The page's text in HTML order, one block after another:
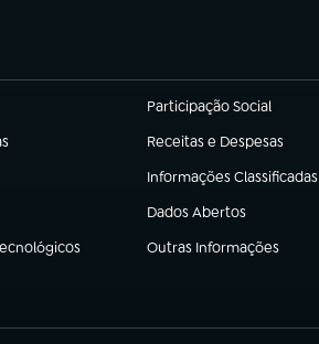
Participação Social
(abre em nova aba)
Receitas e Despesas
(abre em nova aba)
Informações Classificadas
(abre em nova aba)
Dados Abertos
(abre em nova aba)
Outras Informações
(abre em nova aba)